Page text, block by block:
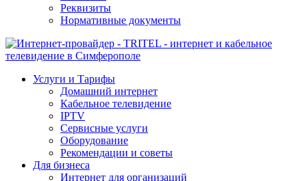
Реквизиты
Нормативные документы
Услуги и Тарифы
Домашний интернет
Кабельное телевидение
IPTV
Сервисные услуги
Оборудование
Рекомендации и советы
Для бизнеса
Интернет для организаций